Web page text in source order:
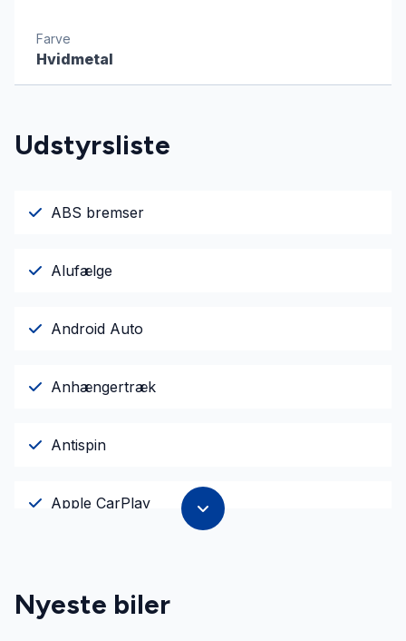
Farve
Hvidmetal
Udstyrsliste
ABS bremser
Alufælge
Android Auto
Anhængertræk
Antispin
Apple CarPlay
Auto. start/stop
Nyeste biler